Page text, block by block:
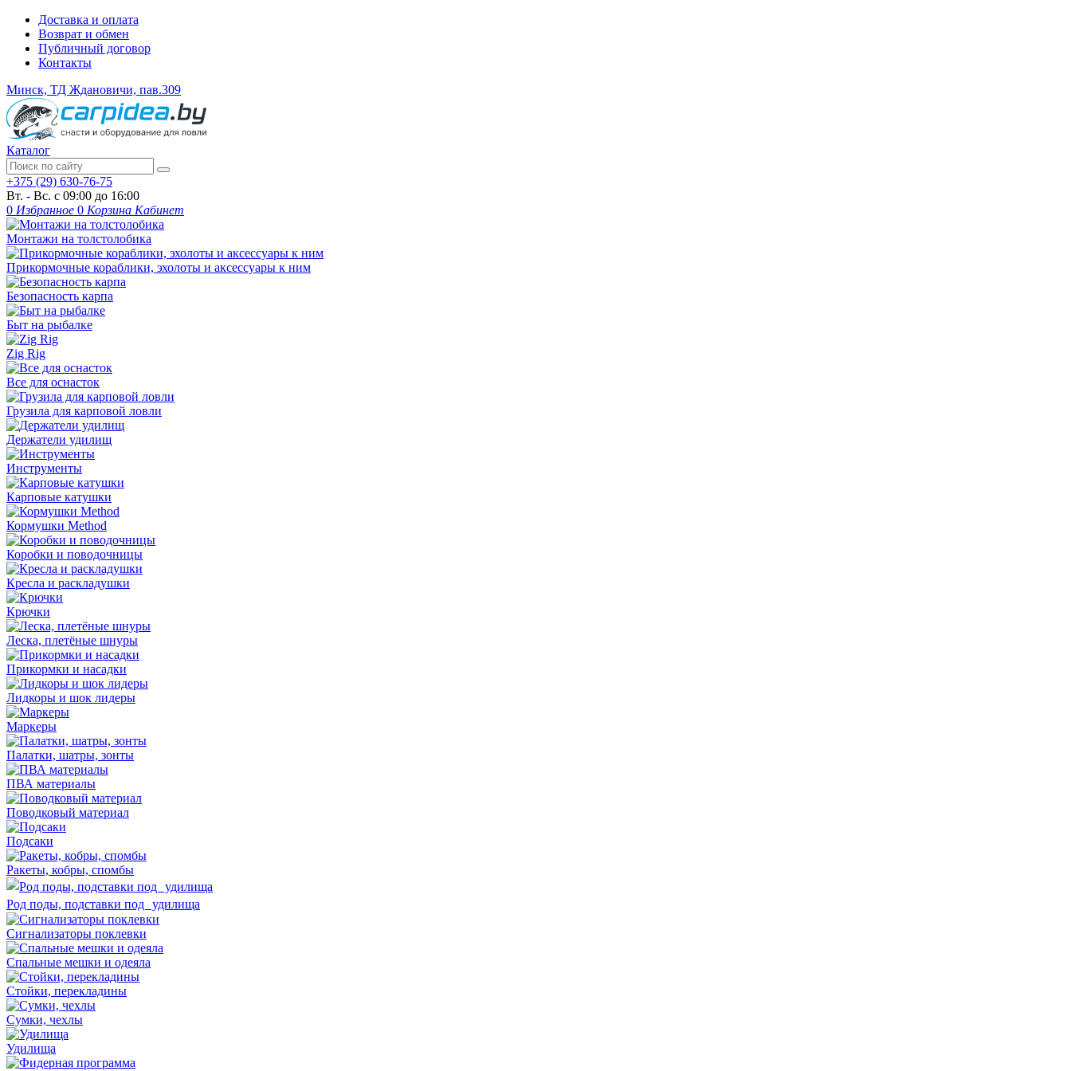
Доставка и оплата
Возврат и обмен
Публичный договор
Контакты
Минск, ТД Ждановичи, пав.309
Каталог
+375 (29) 630-76-75
Вт. - Вс. с 09:00 до 16:00
0 Избранное 0 Корзина Кабинет
Монтажи на толстолобика
Прикормочные кораблики, эхолоты и аксессуары к ним
Безопасность карпа
Быт на рыбалке
Zig Rig
Все для оснасток
Грузила для карповой ловли
Держатели удилищ
Инструменты
Карповые катушки
Кормушки Method
Коробки и поводочницы
Кресла и раскладушки
Крючки
Леска, плетёные шнуры
Прикормки и насадки
Лидкоры и шок лидеры
Маркеры
Палатки, шатры, зонты
ПВА материалы
Поводковый материал
Подсаки
Ракеты, кобры, спомбы
Род поды, подставки под удилища
Сигнализаторы поклевки
Спальные мешки и одеяла
Стойки, перекладины
Сумки, чехлы
Удилища